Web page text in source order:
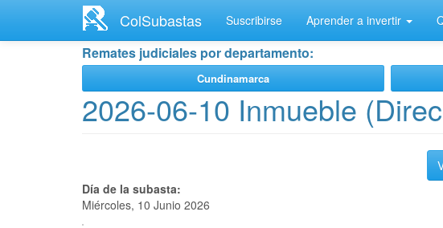
contenido
ColSubastas Suscribirse Aprender a invertir
Remates judiciales por departamento:
Cundinamarca
2026-06-10 Inmueble
Día de la subasta:
Miércoles, 10 Junio 2026